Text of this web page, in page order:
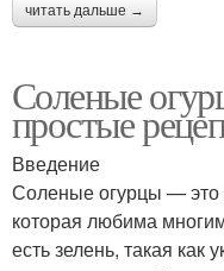
читать дальше →
Соленые
простые
Введение
Соленые огурцы — это
которая любима
есть зелень, такая как